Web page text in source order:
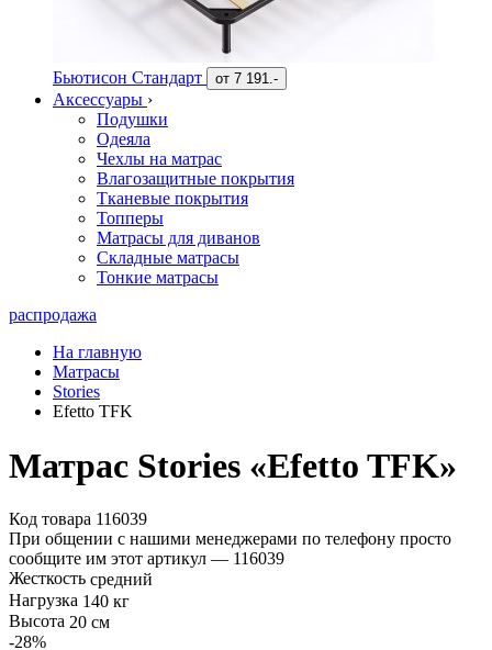
Бьютисон Стандарт от 7 191.-
Аксессуары ›
Подушки
Одеяла
Чехлы на матрас
Влагозащитные покрытия
Тканевые покрытия
Топперы
Матрасы для диванов
Складные матрасы
Тонкие матрасы
распродажа
На главную
Матрасы
Stories
Efetto TFK
Матрас Stories «Efetto TFK»
Код товара 116039
При общении с нашими менеджерами по телефону просто
сообщите им этот артикул — 116039
Жесткость средний
Нагрузка 140 кг
Высота 20 см
-28%